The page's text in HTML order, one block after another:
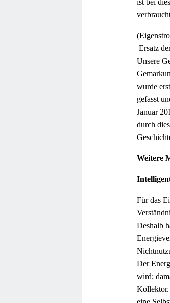
ist bei
Ersatz
Unsere
wurde
gefasst
Januar
durch
Weitere
Für das
Deshalb
Der
wird;
Kollektor.